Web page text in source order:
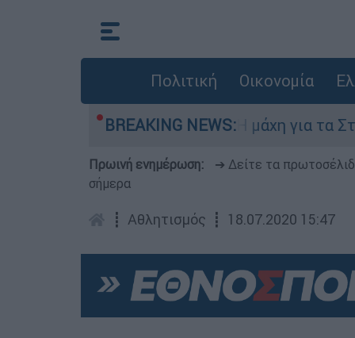
Πολιτική Οικονομία
BREAKING NEWS:
6 Αυγούστου Η μάχη για τα Στενά
Πρωινή ενημέρωση: ➔ Δείτε τα
σήμερα
┋ Αθλητισμός ┋ 18.07.2020 15:47